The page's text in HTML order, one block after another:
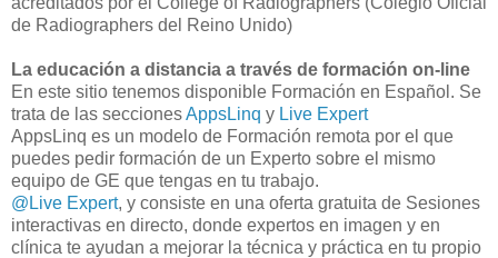
de Radiographers del Reino Unido)
La educación a distancia a través de formación on-line
En este sitio tenemos disponible Formación en Español. Se
trata de las seccionesAppsLinq y Live Expert
AppsLinq es un modelo de Formación remota por el que
puedes pedir formación de un Experto sobre el mismo
equipo de GE que tengas en tu trabajo.
@Live Expert, y consiste en una oferta gratuita de Sesiones
interactivas en directo, donde expertos en imagen y en
clínica te ayudan a mejorar la técnica y práctica en tu propio